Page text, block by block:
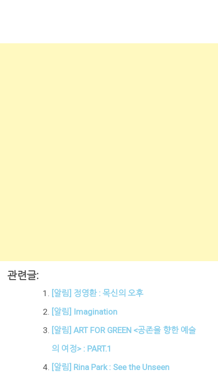
관련글:
[알림] 정영환 : 목신의 오후
[알림] Imagination
[알림] ART FOR GREEN <공존을 향한 예술
의 여정> : PART.1
[알림] Rina Park : See the Unseen